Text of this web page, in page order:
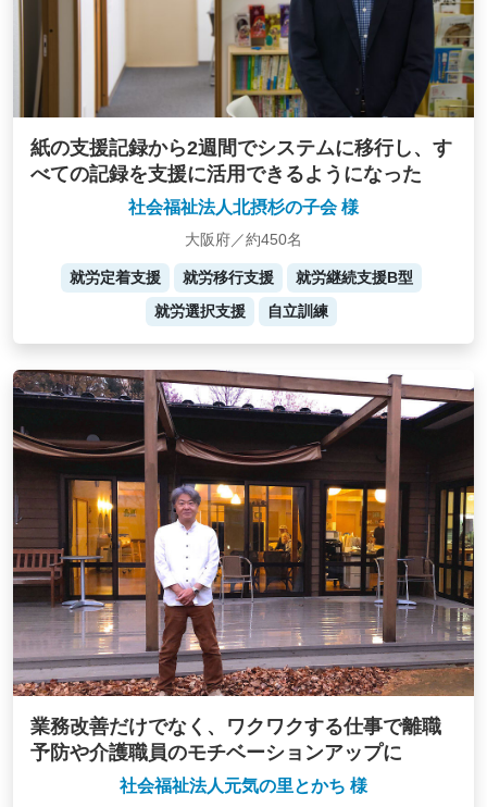
紙の支援記録から2週間でシステムに移行し、す
べての記録を支援に活用できるようになった
社会福祉法人北摂杉の子会 様
大阪府／約450名
就労定着支援 就労移行支援
就労継続支援B型
就労選択支援
自立訓練
業務改善だけでなく、ワクワクする仕事で離職
予防や介護職員のモチベーションアップに
社会福祉法人元気の里とかち 様